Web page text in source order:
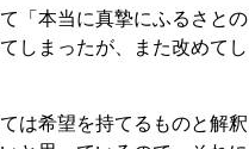
「本当に真摯にふるさとの
しまったが、また改めてし
は希望を持てるものと解釈